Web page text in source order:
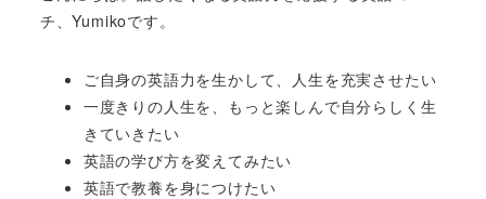
チ、Yumikoです。
ご自身の英語力を生かして、人生を充実させたい
一度きりの人生を、もっと楽しんで自分らしく生
きていきたい
英語の学び方を変えてみたい
英語で教養を身につけたい